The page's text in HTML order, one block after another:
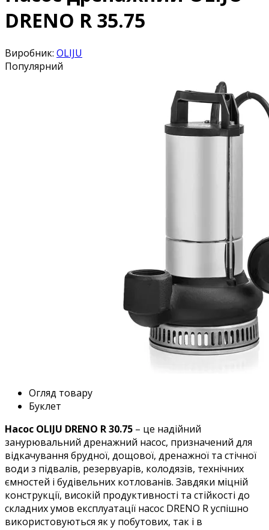
DRENO R 35.75
Виробник: OLIJU
Популярний
Огляд товару
Буклет
Насос OLIJU DRENO R 30.75 – це надійний
занурювальний дренажний насос, призначений для
відкачування брудної, дощової, дренажної та стічної
води з підвалів, резервуарів, колодязів, технічних
ємностей і будівельних котлованів. Завдяки міцній
конструкції, високій продуктивності та стійкості до
складних умов експлуатації насос DRENO R успішно
використовуються як у побутових, так і в